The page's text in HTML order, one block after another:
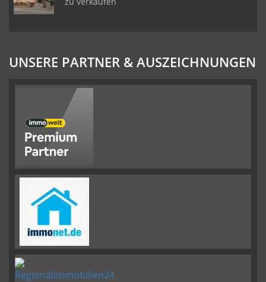
UNSERE PARTNER & AUSZEICHNUNGEN